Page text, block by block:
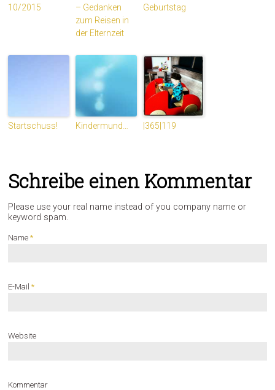
10/2015
– Gedanken
zum Reisen in
der Elternzeit
Geburtstag
Startschuss! Kindermund… |365|119
Schreibe einen Kommentar
Please use your real name instead of you company name or
keyword spam.
Name*
E-Mail*
Website
Kommentar